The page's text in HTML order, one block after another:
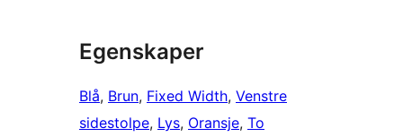
Egenskaper
Blå, Brun, Fixed Width, Venstre
sidestolpe, Lys, Oransje, To